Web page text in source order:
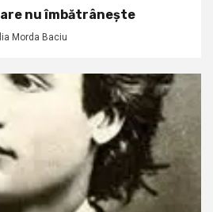
nu îmbătrânește
Morda Baciu